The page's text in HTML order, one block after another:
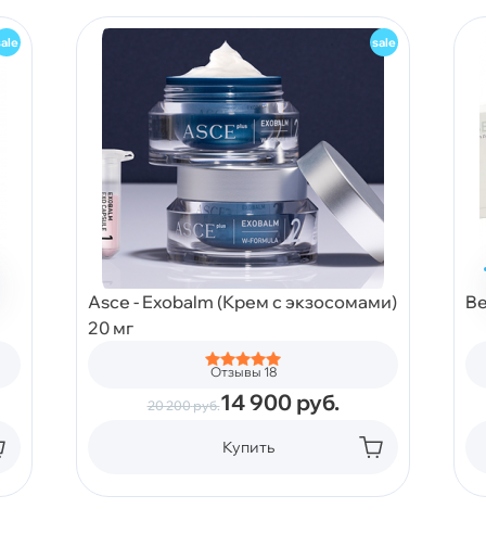
Asce - Exobalm (Крем с экзосомами)
20 мг
Отзывы 18
20 200руб.14 900 руб.
Купить